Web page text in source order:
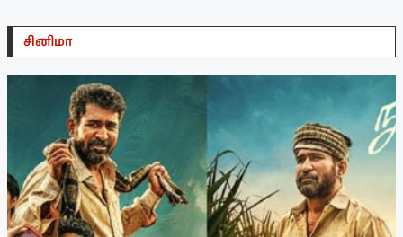
சினிமா